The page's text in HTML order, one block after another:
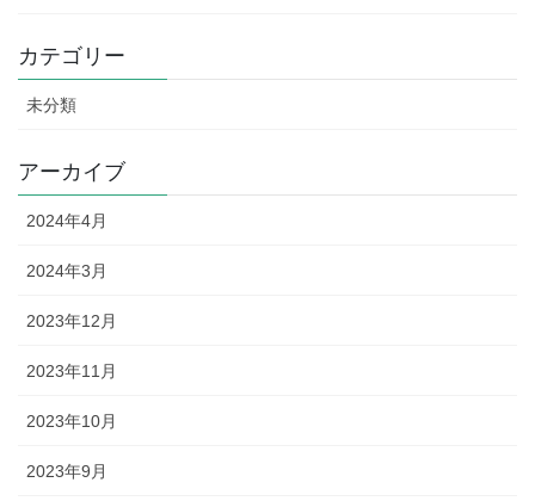
カテゴリー
未分類
アーカイブ
2024年4月
2024年3月
2023年12月
2023年11月
2023年10月
2023年9月